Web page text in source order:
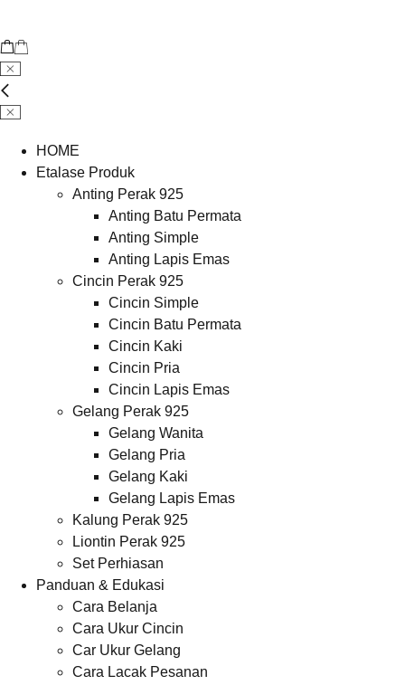
HOME
Etalase Produk
Anting Perak 925
Anting Batu Permata
Anting Simple
Anting Lapis Emas
Cincin Perak 925
Cincin Simple
Cincin Batu Permata
Cincin Kaki
Cincin Pria
Cincin Lapis Emas
Gelang Perak 925
Gelang Wanita
Gelang Pria
Gelang Kaki
Gelang Lapis Emas
Kalung Perak 925
Liontin Perak 925
Set Perhiasan
Panduan & Edukasi
Cara Belanja
Cara Ukur Cincin
Car Ukur Gelang
Cara Lacak Pesanan